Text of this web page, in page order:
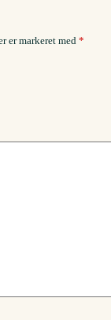
er markeret med *